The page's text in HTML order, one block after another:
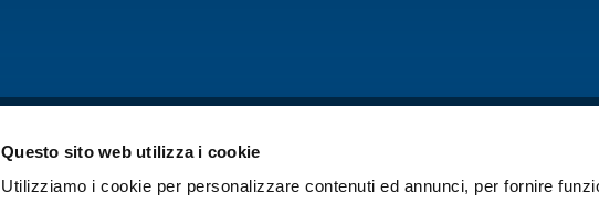
Questo sito web utilizza i cookie
Utilizziamo i cookie per personalizzare contenuti ed annunci, per fornire
FIAMM Energy Technology S.p.A. - V.le Europa, 75 - 36075